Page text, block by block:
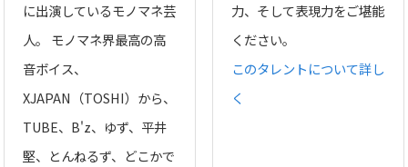
に出演しているモノマネ芸
人。 モノマネ界最高の高
音ボイス、
XJAPAN（TOSHI）から、
TUBE、B'z、ゆず、平井
堅、とんねるず、どこかで
力、そして表現力をご堪能
ください。
このタレントについて詳し
く